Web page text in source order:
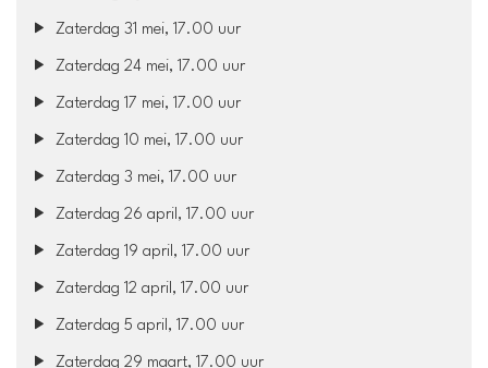
Zaterdag 31 mei, 17.00 uur
Zaterdag 24 mei, 17.00 uur
Zaterdag 17 mei, 17.00 uur
Zaterdag 10 mei, 17.00 uur
Zaterdag 3 mei, 17.00 uur
Zaterdag 26 april, 17.00 uur
Zaterdag 19 april, 17.00 uur
Zaterdag 12 april, 17.00 uur
Zaterdag 5 april, 17.00 uur
Zaterdag 29 maart, 17.00 uur